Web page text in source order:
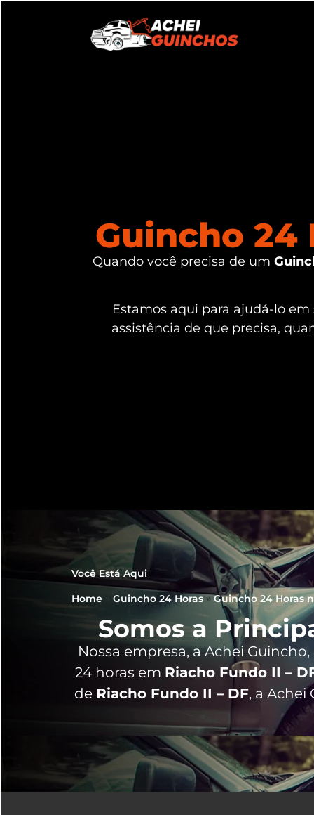
Guincho 24
Quando você precisa de um
Estamos aqui para ajudá-lo
assistência de que precisa,
Você Está Aqui
Home
Guincho 24 Horas»Guincho 24 Horas
Somos a
Nossa empresa, aAchei Guincho
24 horas em Riacho Fundo II –
de Riacho Fundo II – DF, a